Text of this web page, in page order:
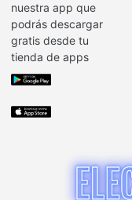
nuestra app que
podrás descargar
gratis desde tu
tienda de apps